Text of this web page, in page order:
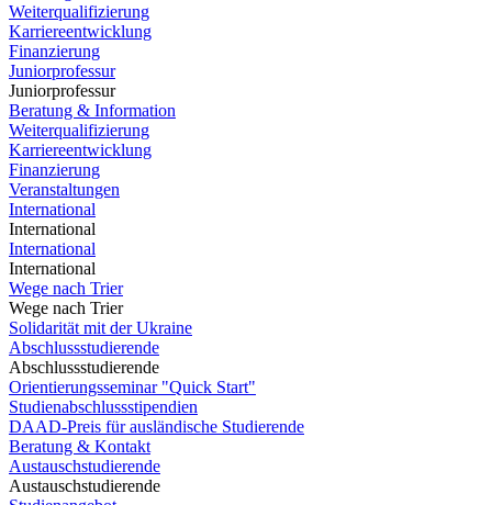
Weiterqualifizierung
Karriereentwicklung
Finanzierung
Juniorprofessur
Juniorprofessur
Beratung & Information
Weiterqualifizierung
Karriereentwicklung
Finanzierung
Veranstaltungen
International
International
International
International
Wege nach Trier
Wege nach Trier
Solidarität mit der Ukraine
Abschlussstudierende
Abschlussstudierende
Orientierungsseminar "Quick Start"
Studienabschlussstipendien
DAAD-Preis für ausländische Studierende
Beratung & Kontakt
Austauschstudierende
Austauschstudierende